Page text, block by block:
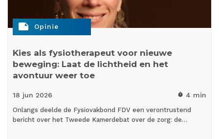
note Opinie
Kies als fysiotherapeut voor nieuwe
beweging: Laat de lichtheid en het
avontuur weer toe
18 jun 2026 timer 4 min
Onlangs deelde de Fysiovakbond FDV een verontrustend
bericht over het Tweede Kamerdebat over de zorg: de…